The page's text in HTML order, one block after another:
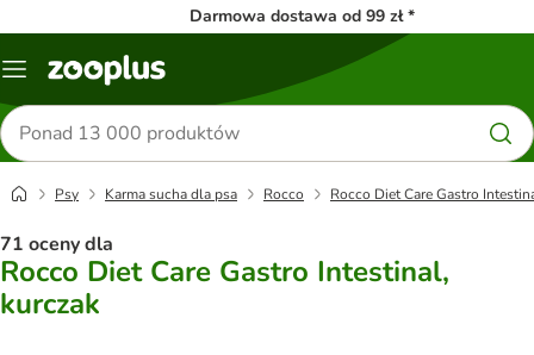
Darmowa dostawa od 99 zł *
Menu
Szukaj
produktów
Psy Karma sucha dla psa Rocco Rocco Diet Care Gastro
71 oceny dla
Rocco Diet Care Gastro Intestinal,
kurczak